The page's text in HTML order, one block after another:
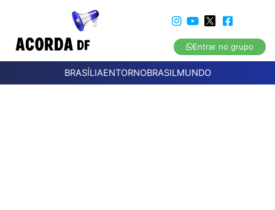
Entrar no grupo
BRASÍLIAENTORNOBRASILMUNDO